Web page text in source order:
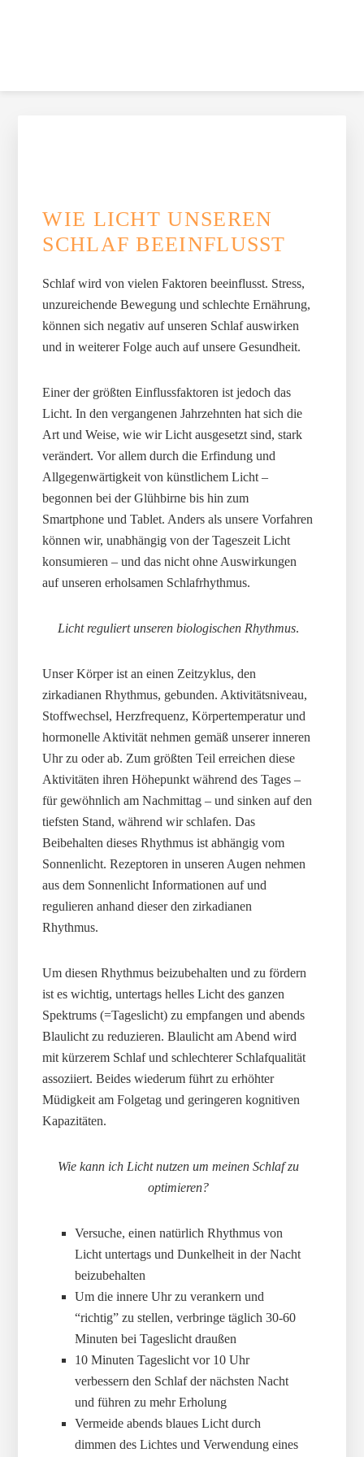
FITNESSGOESOFFICE
Firmenfitness, die Spaß macht und funktioniert.
WIE LICHT UNSEREN
SCHLAF BEEINFLUSST
Schlaf wird von vielen Faktoren beeinflusst. Stress,
unzureichende Bewegung und schlechte Ernährung,
können sich negativ auf unseren Schlaf auswirken
und in weiterer Folge auch auf unsere Gesundheit.
Einer der größten Einflussfaktoren ist jedoch das
Licht. In den vergangenen Jahrzehnten hat sich die
Art und Weise, wie wir Licht ausgesetzt sind, stark
verändert. Vor allem durch die Erfindung und
Allgegenwärtigkeit von künstlichem Licht –
begonnen bei der Glühbirne bis hin zum
Smartphone und Tablet. Anders als unsere Vorfahren
können wir, unabhängig von der Tageszeit Licht
konsumieren – und das nicht ohne Auswirkungen
auf unseren erholsamen Schlafrhythmus.
Licht reguliert unseren biologischen Rhythmus.
Unser Körper ist an einen Zeitzyklus, den
zirkadianen Rhythmus, gebunden. Aktivitätsniveau,
Stoffwechsel, Herzfrequenz, Körpertemperatur und
hormonelle Aktivität nehmen gemäß unserer inneren
Uhr zu oder ab. Zum größten Teil erreichen diese
Aktivitäten ihren Höhepunkt während des Tages –
für gewöhnlich am Nachmittag – und sinken auf den
tiefsten Stand, während wir schlafen. Das
Beibehalten dieses Rhythmus ist abhängig vom
Sonnenlicht. Rezeptoren in unseren Augen nehmen
aus dem Sonnenlicht Informationen auf und
regulieren anhand dieser den zirkadianen
Rhythmus.
Um diesen Rhythmus beizubehalten und zu fördern
ist es wichtig, untertags helles Licht des ganzen
Spektrums (=Tageslicht) zu empfangen und abends
Blaulicht zu reduzieren. Blaulicht am Abend wird
mit kürzerem Schlaf und schlechterer Schlafqualität
assoziiert. Beides wiederum führt zu erhöhter
Müdigkeit am Folgetag und geringeren kognitiven
Kapazitäten.
Wie kann ich Licht nutzen um meinen Schlaf zu
optimieren?
Versuche, einen natürlich Rhythmus von
Licht untertags und Dunkelheit in der Nacht
beizubehalten
Um die innere Uhr zu verankern und
“richtig” zu stellen, verbringe täglich 30-60
Minuten bei Tageslicht draußen
10 Minuten Tageslicht vor 10 Uhr
verbessern den Schlaf der nächsten Nacht
und führen zu mehr Erholung
Vermeide abends blaues Licht durch
dimmen des Lichtes und Verwendung eines